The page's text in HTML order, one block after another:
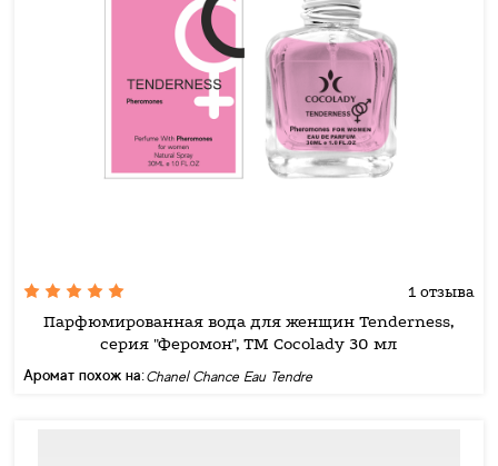
1 отзыва
Парфюмированная вода для женщин Tenderness,
серия "Феромон", ТМ Cocolady 30 мл
Аромат похож на:Chanel Chance Eau Tendre